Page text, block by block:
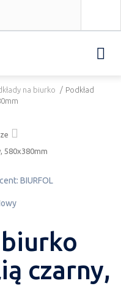
na biurko / Podkład
BIURFOL
biurko
czarny,